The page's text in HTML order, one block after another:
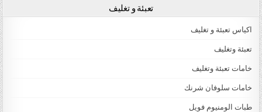
تعبئة و تغليف
اكياس تعبئة و تغليف
تعبئة وتغليف
خامات تعبئة وتغليف
خامات سلوفان شرنك
طبات الومنيوم فويل